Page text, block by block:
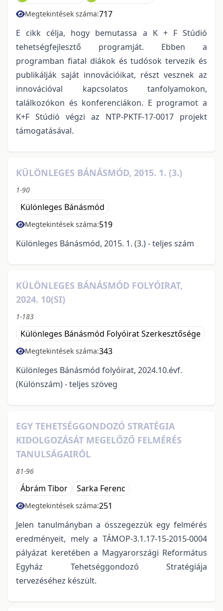
Megtekintések száma:717
E cikk célja, hogy bemutassa a K + F Stúdió
tehetségfejlesztő programját. Ebben a
programban fiatal diákok és tudósok tervezik és
publikálják saját innovációikat, részt vesznek az
innovációval kapcsolatos tanfolyamokon,
találkozókon és konferenciákon. E programot a
K+F Stúdió végzi az NTP-PKTF-17-0017 projekt
támogatásával.
KÜLÖNLEGES BÁNÁSMÓD, 2015. 1. (3.)
1-90
Különleges Bánásmód
Megtekintések száma:519
Különleges Bánásmód, 2015. 1. (3.) - teljes szám
KÜLÖNLEGES BÁNÁSMÓD FOLYÓIRAT,
2024. 10(SI)
1-183
Különleges Bánásmód Folyóirat Szerkesztősége
Megtekintések száma:343
Különleges Bánásmód folyóirat, 2024.10.évf.
(Különszám) - teljes szöveg
EGY TEHETSÉGGONDOZÓ STRATÉGIA
KIDOLGOZÁSÁT MEGELŐZŐ FELMÉRÉS
TANULSÁGAIRÓL
81-96
Ábrám Tibor Sarka Ferenc
Megtekintések száma:251
Jelen tanulmányban a összegezzük egy felmérés
eredményeit, mely a TÁMOP-3.1.17-15-2015-0004
pályázat keretében a Magyarországi Református
Egyház Tehetséggondozó Stratégiája
tervezéséhez készült.